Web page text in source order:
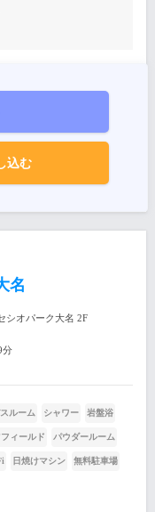
込む
名
シオパーク大名 2F
分
ルーム シャワー 岩盤浴
ィールド パウダールーム
日焼けマシン 無料駐車場